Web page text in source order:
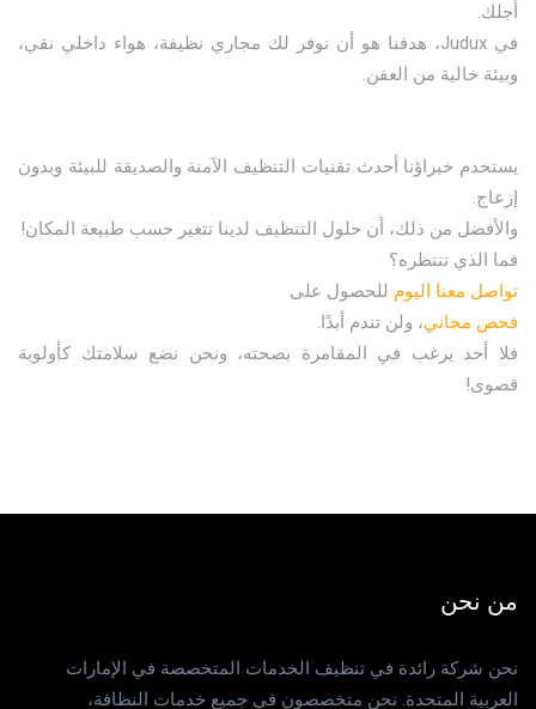
أجلك.
في Judux، هدفنا هو أن نوفر لك مجاري نظيفة، هواء داخلي نقي،
وبيئة خالية من العفن.
يستخدم خبراؤنا أحدث تقنيات التنظيف الآمنة والصديقة للبيئة وبدون
إزعاج.
والأفضل من ذلك، أن حلول التنظيف لدينا تتغير حسب طبيعة المكان!
فما الذي تنتظره؟
تواصل معنا اليوم للحصول على
فحص مجاني، ولن تندم أبدًا.
فلا أحد يرغب في المقامرة بصحته، ونحن نضع سلامتك كأولوية
قصوى!
من نحن
نحن شركة رائدة في تنظيف الخدمات المتخصصة في الإمارات
العربية المتحدة. نحن متخصصون في جميع خدمات النظافة،